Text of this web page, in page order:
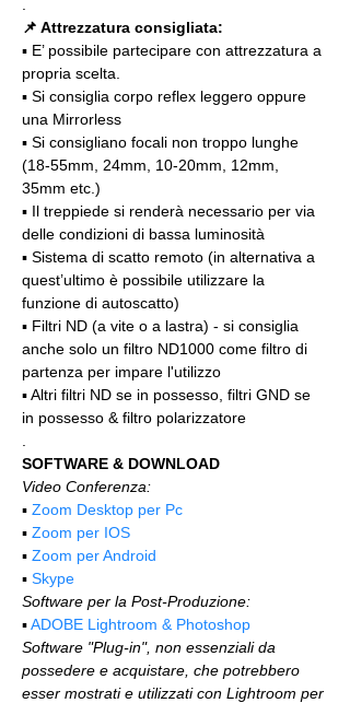
📌 Attrezzatura consigliata:
▪️ E’ possibile partecipare con attrezzatura a
propria scelta.
▪️ Si consiglia corpo reflex leggero oppure
una Mirrorless
▪️ Si consigliano focali non troppo lunghe
(18-55mm, 24mm, 10-20mm, 12mm,
35mm etc.)
▪️ Il treppiede si renderà necessario per via
delle condizioni di bassa luminosità
▪️ Sistema di scatto remoto (in alternativa a
quest’ultimo è possibile utilizzare la
funzione di autoscatto)
▪️ Filtri ND (a vite o a lastra) - si consiglia
anche solo un filtro ND1000 come filtro di
partenza per impare l'utilizzo
▪️ Altri filtri ND se in possesso, filtri GND se
in possesso & filtro polarizzatore
SOFTWARE & DOWNLOAD
Video Conferenza:
▪️ Zoom Desktop per Pc
▪️ Zoom per IOS
▪️ Zoom per Android
▪️ Skype
Software per la Post-Produzione:
▪️ ADOBE Lightroom & Photoshop
Software "Plug-in", non essenziali da
possedere e acquistare, che potrebbero
esser mostrati e utilizzati con Lightroom per